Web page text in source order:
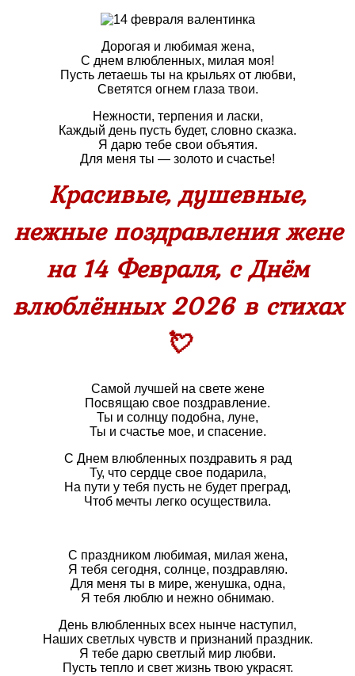
Дорогая и любимая жена,
С днем влюбленных, милая моя!
Пусть летаешь ты на крыльях от любви,
Светятся огнем глаза твои.
Нежности, терпения и ласки,
Каждый день пусть будет, словно сказка.
Я дарю тебе свои объятия.
Для меня ты — золото и счастье!
Красивые, душевные,
нежные поздравления жене
на 14 Февраля, с Днём
влюблённых 2026 в стихах
💘
Самой лучшей на свете жене
Посвящаю свое поздравление.
Ты и солнцу подобна, луне,
Ты и счастье мое, и спасение.
С Днем влюбленных поздравить я рад
Ту, что сердце свое подарила,
На пути у тебя пусть не будет преград,
Чтоб мечты легко осуществила.
С праздником любимая, милая жена,
Я тебя сегодня, солнце, поздравляю.
Для меня ты в мире, женушка, одна,
Я тебя люблю и нежно обнимаю.
День влюбленных всех нынче наступил,
Наших светлых чувств и признаний праздник.
Я тебе дарю светлый мир любви.
Пусть тепло и свет жизнь твою украсят.